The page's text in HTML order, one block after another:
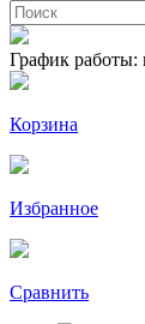
График работы:
Корзина
Избранное
Сравнить